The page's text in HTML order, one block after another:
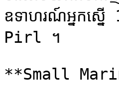
ឧទាហរណ៍អ្នកស្ន
Pirl ។
**Small